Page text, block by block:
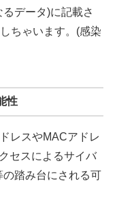
データ)に記載さ
ちゃいます。(感染
性
レスやMACアドレ
セスによるサイバ
踏み台にされる可